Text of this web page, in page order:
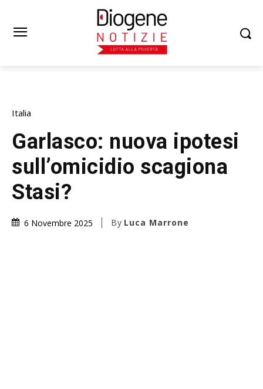
Italia
Garlasco: nuova ipotesi
sull’omicidio scagiona
Stasi?
6 Novembre 2025 By Luca Marrone